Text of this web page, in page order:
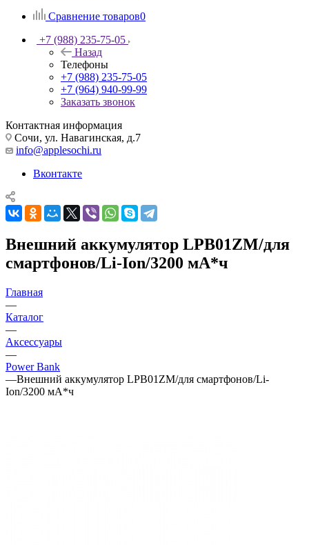
Сравнение товаров0
+7 (988) 235-75-05
Назад
Телефоны
+7 (988) 235-75-05
+7 (964) 940-99-99
Заказать звонок
Контактная информация
Сочи, ул. Навагинская, д.7
info@applesochi.ru
Вконтакте
Внешний аккумулятор LPB01ZM/для
смартфонов/Li-Ion/3200 мА*ч
Главная
—
Каталог
—
Аксессуары
—
Power Bank
—Внешний аккумулятор LPB01ZM/для смартфонов/Li-
Ion/3200 мА*ч